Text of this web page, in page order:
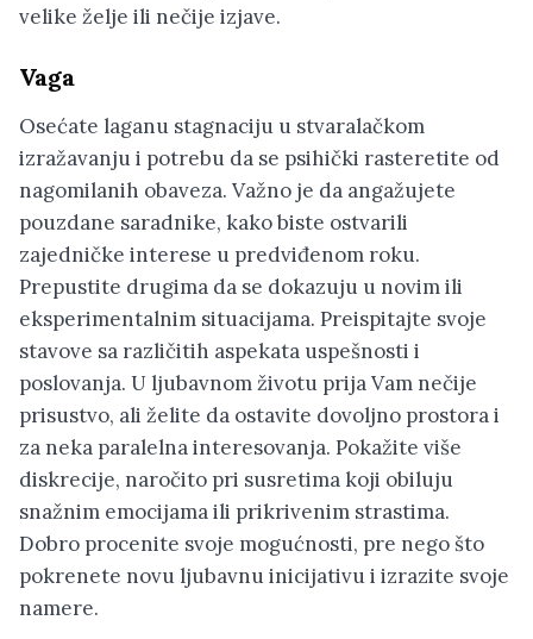
velike želje ili nečije izjave.
Vaga
Osećate laganu stagnaciju u stvaralačkom
izražavanju i potrebu da se psihički rasteretite od
nagomilanih obaveza. Važno je da angažujete
pouzdane saradnike, kako biste ostvarili
zajedničke interese u predviđenom roku.
Prepustite drugima da se dokazuju u novim ili
eksperimentalnim situacijama. Preispitajte svoje
stavove sa različitih aspekata uspešnosti i
poslovanja. U ljubavnom životu prija Vam nečije
prisustvo, ali želite da ostavite dovoljno prostora i
za neka paralelna interesovanja. Pokažite više
diskrecije, naročito pri susretima koji obiluju
snažnim emocijama ili prikrivenim strastima.
Dobro procenite svoje mogućnosti, pre nego što
pokrenete novu ljubavnu inicijativu i izrazite svoje
namere.